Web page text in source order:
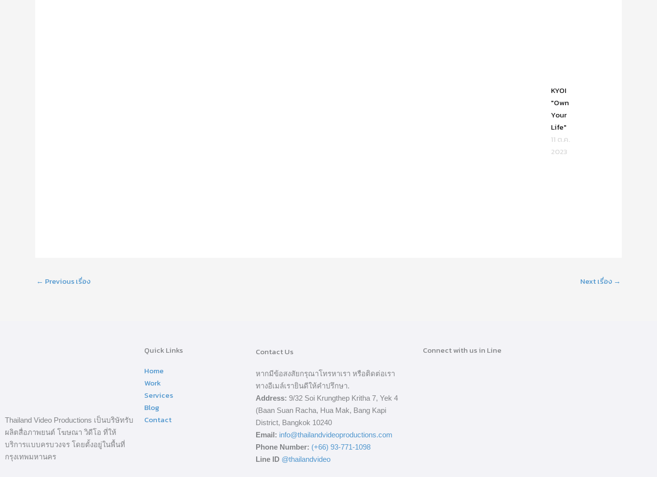
KYOI
"Own
Your
Life"
11 ต.ค.
2023
← Previous เรื่อง Next เรื่อง →
Thailand Video Productions เป็นบริษัทรับ
ผลิตสื่อภาพยนต์ โฆษณา วิดีโอ ที่ให้
บริการแบบครบวงจร โดยตั้งอยู่ในพื้นที่
กรุงเทพมหานคร
Quick Links
Home
Work
Services
Blog
Contact
Contact Us
หากมีข้อสงสัยกรุณาโทรหาเรา หรือติดต่อเรา
ทางอีเมล์เรายินดีให้คำปรึกษา.
Address: 9/32 Soi Krungthep Kritha 7, Yek 4
(Baan Suan Racha, Hua Mak, Bang Kapi
District, Bangkok 10240
Email: info@thailandvideoproductions.com
Phone Number: (+66) 93-771-1098
Line ID @thailandvideo
Connect with us in Line